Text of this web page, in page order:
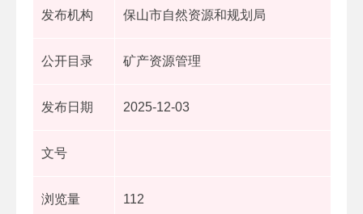
发布机构 保山市自然资源和规划局
公开目录 矿产资源管理
发布日期 2025-12-03
文号
浏览量 112